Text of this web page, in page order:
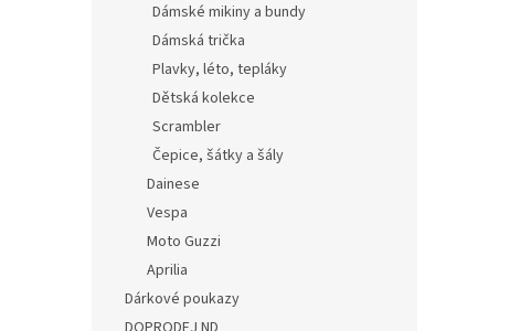
Dámské mikiny a bundy
Dámská trička
Plavky, léto, tepláky
Dětská kolekce
Scrambler
Čepice, šátky a šály
Dainese
Vespa
Moto Guzzi
Aprilia
Dárkové poukazy